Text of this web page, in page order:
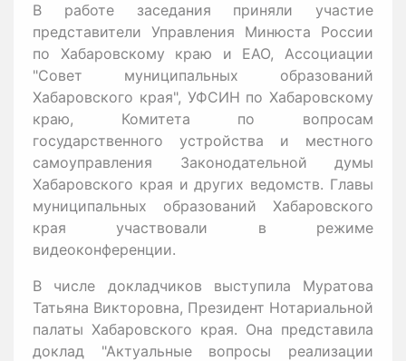
В работе заседания приняли участие
представители Управления Минюста России
по Хабаровскому краю и ЕАО, Ассоциации
"Совет муниципальных образований
Хабаровского края", УФСИН по Хабаровскому
краю, Комитета по вопросам
государственного устройства и местного
самоуправления Законодательной думы
Хабаровского края и других ведомств. Главы
муниципальных образований Хабаровского
края участвовали в режиме
видеоконференции.
В числе докладчиков выступила Муратова
Татьяна Викторовна, Президент Нотариальной
палаты Хабаровского края. Она представила
доклад "Актуальные вопросы реализации